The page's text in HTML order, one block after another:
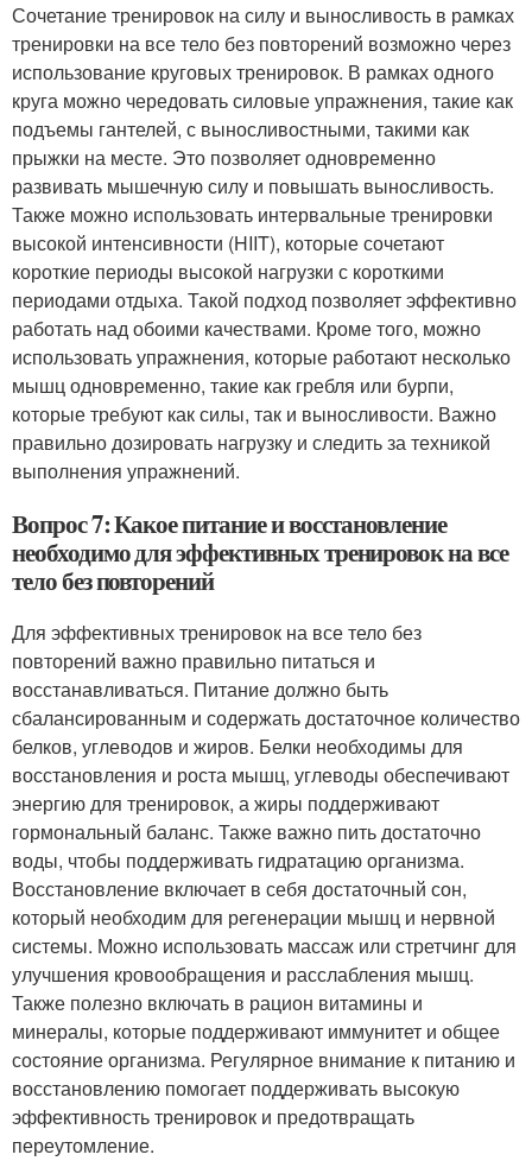
Сочетание тренировок на силу и выносливость в рамках
тренировки на все тело без повторений возможно через
использование круговых тренировок. В рамках одного
круга можно чередовать силовые упражнения, такие как
подъемы гантелей, с выносливостными, такими как
прыжки на месте. Это позволяет одновременно
развивать мышечную силу и повышать выносливость.
Также можно использовать интервальные тренировки
высокой интенсивности (HIIT), которые сочетают
короткие периоды высокой нагрузки с короткими
периодами отдыха. Такой подход позволяет эффективно
работать над обоими качествами. Кроме того, можно
использовать упражнения, которые работают несколько
мышц одновременно, такие как гребля или бурпи,
которые требуют как силы, так и выносливости. Важно
правильно дозировать нагрузку и следить за техникой
выполнения упражнений.
Вопрос 7: Какое питание и восстановление
необходимо для эффективных тренировок на все
тело без повторений
Для эффективных тренировок на все тело без
повторений важно правильно питаться и
восстанавливаться. Питание должно быть
сбалансированным и содержать достаточное количество
белков, углеводов и жиров. Белки необходимы для
восстановления и роста мышц, углеводы обеспечивают
энергию для тренировок, а жиры поддерживают
гормональный баланс. Также важно пить достаточно
воды, чтобы поддерживать гидратацию организма.
Восстановление включает в себя достаточный сон,
который необходим для регенерации мышц и нервной
системы. Можно использовать массаж или стретчинг для
улучшения кровообращения и расслабления мышц.
Также полезно включать в рацион витамины и
минералы, которые поддерживают иммунитет и общее
состояние организма. Регулярное внимание к питанию и
восстановлению помогает поддерживать высокую
эффективность тренировок и предотвращать
переутомление.